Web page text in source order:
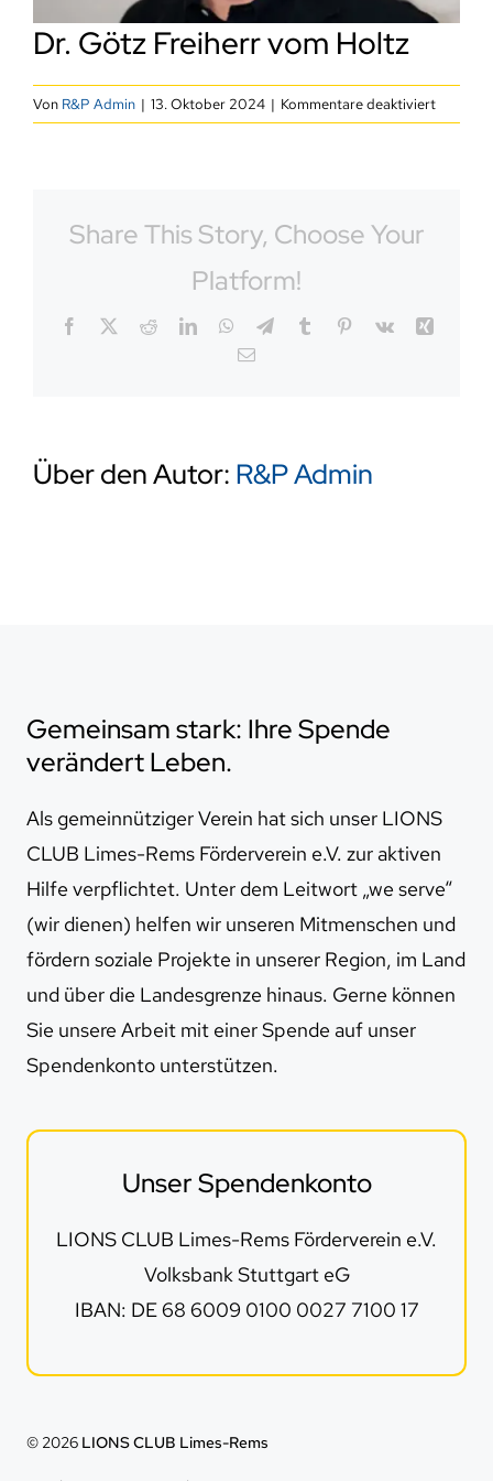
LIONS-App
Instagram
Dr. Götz Freiherr vom Holtz
Von R&P Admin | 13. Oktober 2024 | Kommentare deaktiviertfür
Dr.
Share This Story, Choose Your
Platform!
Facebook
X RedditLinkedInWhatsApp
TelegramTumblr Pinterest
Vk
E-
Über den Autor: R&P Admin
Gemeinsam stark: Ihre Spende
verändert Leben.
Als gemeinnütziger Verein hat sich unser LIONS
CLUB Limes-Rems Förderverein e.V. zur aktiven
Hilfe verpflichtet. Unter dem Leitwort „we serve“
(wir dienen) helfen wir unseren Mitmenschen und
fördern soziale Projekte in unserer Region, im Land
und über die Landesgrenze hinaus. Gerne können
Sie unsere Arbeit mit einer Spende auf unser
Spendenkonto unterstützen.
Unser Spendenkonto
LIONS CLUB Limes-Rems Förderverein e.V.
Volksbank Stuttgart eG
IBAN: DE 68 6009 0100 0027 7100 17
© 2026 LIONS CLUB Limes-Rems